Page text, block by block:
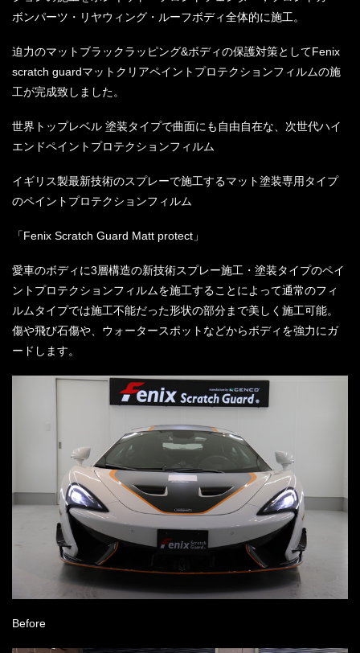
ボンパーツ・リヤウィング・ルーフボディ全体的に施工。
迫力のマットブラックラッピング&ボディの保護対策としてFenix
scratch guardマットクリアペイントプロテクションフィルムの施
工が完成致しました。
世界トップレベル 塗装タイプで曲面にも自由自在な、次世代ハイ
エンドペイントプロテクションフィルム
イギリス製最新技術のスプレーで施工するマット塗装専用タイプ
のペイントプロテクションフィルム
「Fenix Scratch Guard Matt protect」
愛車のボディに3層構造の新技術スプレー施工・塗装タイプのペイ
ントプロテクションフィルムを施工することによって通常のフィ
ルムタイプでは施工不能だった形状の部分まで美しく施工可能。
傷や飛び石傷や、ウォータースポットなどからボディを強力にガ
ードします。
Before